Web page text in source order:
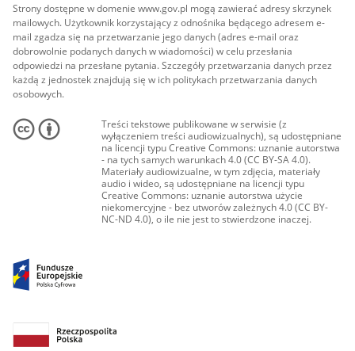
Strony dostępne w domenie www.gov.pl mogą zawierać adresy skrzynek
mailowych. Użytkownik korzystający z odnośnika będącego adresem e-
mail zgadza się na przetwarzanie jego danych (adres e-mail oraz
dobrowolnie podanych danych w wiadomości) w celu przesłania
odpowiedzi na przesłane pytania. Szczegóły przetwarzania danych przez
każdą z jednostek znajdują się w ich politykach przetwarzania danych
osobowych.
Treści tekstowe publikowane w serwisie (z
wyłączeniem treści audiowizualnych), są udostępniane
na licencji typu Creative Commons: uznanie autorstwa
- na tych samych warunkach 4.0 (CC BY-SA 4.0).
Materiały audiowizualne, w tym zdjęcia, materiały
audio i wideo, są udostępniane na licencji typu
Creative Commons: uznanie autorstwa użycie
niekomercyjne - bez utworów zależnych 4.0 (CC BY-
NC-ND 4.0), o ile nie jest to stwierdzone inaczej.